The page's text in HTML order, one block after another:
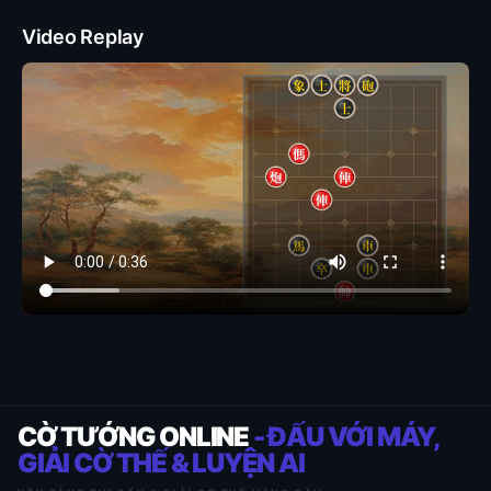
Video Replay
CỜ TƯỚNG ONLINE- ĐẤU VỚI MÁY,
GIẢI CỜ THẾ & LUYỆN AI